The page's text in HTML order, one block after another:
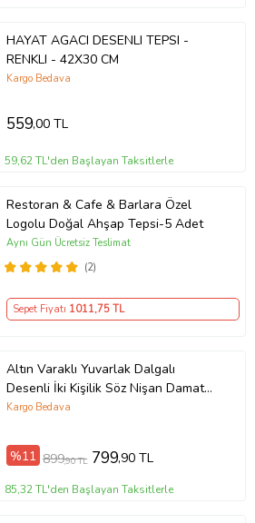
HAYAT AGACI DESENLI TEPSI -
RENKLI - 42X30 CM
Kargo Bedava
559,00 TL
59,62 TL'den Başlayan Taksitlerle
Restoran & Cafe & Barlara Özel
Logolu Doğal Ahşap Tepsi-5 Adet
(2)
Aynı Gün Ücretsiz Teslimat
Sepet Fiyatı 1011,75 TL
Altın Varaklı Yuvarlak Dalgalı
Desenli İki Kişilik Söz Nişan Damat
Epoksi Tepsisi - 24-26 Cm Çap
Kargo Bedava
%11 899,90 TL 799,90 TL
85,32 TL'den Başlayan Taksitlerle